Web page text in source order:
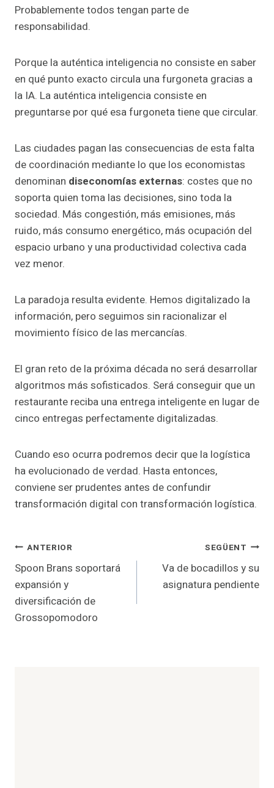
Probablemente todos tengan parte de
responsabilidad.
Porque la auténtica inteligencia no consiste en saber
en qué punto exacto circula una furgoneta gracias a
la IA. La auténtica inteligencia consiste en
preguntarse por qué esa furgoneta tiene que circular.
Las ciudades pagan las consecuencias de esta falta
de coordinación mediante lo que los economistas
denominan diseconomías externas: costes que no
soporta quien toma las decisiones, sino toda la
sociedad. Más congestión, más emisiones, más
ruido, más consumo energético, más ocupación del
espacio urbano y una productividad colectiva cada
vez menor.
La paradoja resulta evidente. Hemos digitalizado la
información, pero seguimos sin racionalizar el
movimiento físico de las mercancías.
El gran reto de la próxima década no será desarrollar
algoritmos más sofisticados. Será conseguir que un
restaurante reciba una entrega inteligente en lugar de
cinco entregas perfectamente digitalizadas.
Cuando eso ocurra podremos decir que la logística
ha evolucionado de verdad. Hasta entonces,
conviene ser prudentes antes de confundir
transformación digital con transformación logística.
Navegació
d'entrades
ANTERIOR
Spoon Brans soportará
expansión y
diversificación de
Grossopomodoro
SEGÜENT
Va de bocadillos y su
asignatura pendiente